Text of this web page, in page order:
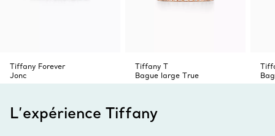
Tiffany Forever
Jonc
Tiffany T
Bague large True
L’expérience Tiffany